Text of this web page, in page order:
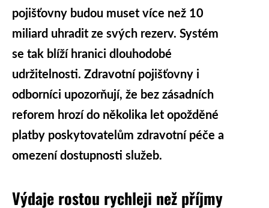
pojišťovny budou muset více než 10
miliard uhradit ze svých rezerv. Systém
se tak blíží hranici dlouhodobé
udržitelnosti. Zdravotní pojišťovny i
odborníci upozorňují, že bez zásadních
reforem hrozí do několika let opožděné
platby poskytovatelům zdravotní péče a
omezení dostupnosti služeb.
Výdaje rostou rychleji než příjmy